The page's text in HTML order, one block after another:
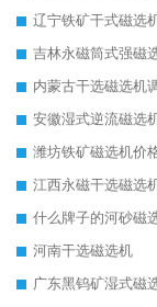
辽宁铁矿干式磁选
吉林永磁筒式强磁
内蒙古干选磁选机
安徽湿式逆流磁选
潍坊铁矿磁选机价
江西永磁干选磁选
河南干选磁选机
广东黑钨矿湿式磁